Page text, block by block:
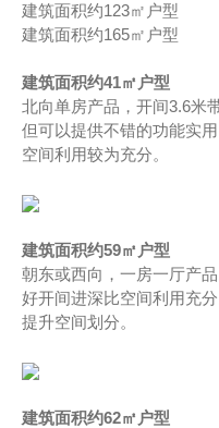
建筑面积约123㎡户型
建筑面积约165㎡户型
建筑面积约41㎡户型
北向单房产品，开间3.6米
但可以提供不错的功能实
空间利用较为充分。
建筑面积约59㎡户型
朝东或西向，一房一厅产
好开间进深比空间利用充
提升空间划分。
建筑面积约62㎡户型